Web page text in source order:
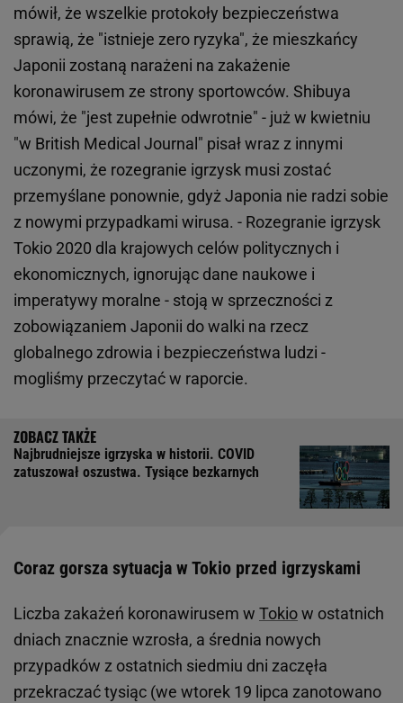
mówił, że wszelkie protokoły bezpieczeństwa
sprawią, że "istnieje zero ryzyka", że mieszkańcy
Japonii zostaną narażeni na zakażenie
koronawirusem ze strony sportowców. Shibuya
mówi, że "jest zupełnie odwrotnie" - już w kwietniu
"w British Medical Journal" pisał wraz z innymi
uczonymi, że rozegranie igrzysk musi zostać
przemyślane ponownie, gdyż Japonia nie radzi sobie
z nowymi przypadkami wirusa. - Rozegranie igrzysk
Tokio 2020 dla krajowych celów politycznych i
ekonomicznych, ignorując dane naukowe i
imperatywy moralne - stoją w sprzeczności z
zobowiązaniem Japonii do walki na rzecz
globalnego zdrowia i bezpieczeństwa ludzi -
mogliśmy przeczytać w raporcie.
Najbrudniejsze igrzyska w historii. COVID
zatuszował oszustwa. Tysiące bezkarnych
Coraz gorsza sytuacja w Tokio przed igrzyskami
Liczba zakażeń koronawirusem w Tokiow ostatnich
dniach znacznie wzrosła, a średnia nowych
przypadków z ostatnich siedmiu dni zaczęła
przekraczać tysiąc (we wtorek 19 lipca zanotowano